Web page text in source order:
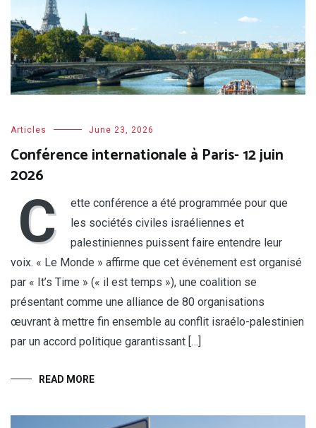
Articles June 23, 2026
Conférence internationale à Paris- 12 juin
2026
C
ette conférence a été programmée pour que
les sociétés civiles israéliennes et
palestiniennes puissent faire entendre leur
voix. « Le Monde » affirme que cet événement est organisé
par « It’s Time » (« il est temps »), une coalition se
présentant comme une alliance de 80 organisations
œuvrant à mettre fin ensemble au conflit israélo-palestinien
par un accord politique garantissant […]
READ MORE